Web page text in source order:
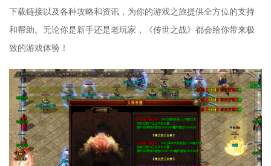
下载链接以及各种攻略和资讯，为你的游戏之旅提供全方位的支持
和帮助。无论你是新手还是老玩家，《传世之战》都会给你带来极
致的游戏体验！